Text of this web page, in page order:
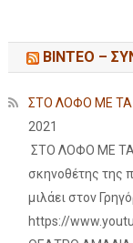
ΒΙΝΤΕΟ –
ΣΤΟ ΛΟΦΟ ΜΕ ΤΑ
2021
ΣΤΟ ΛΟΦΟ ΜΕ ΤΑ
σκηνοθέτης της
μιλάει στον
https://